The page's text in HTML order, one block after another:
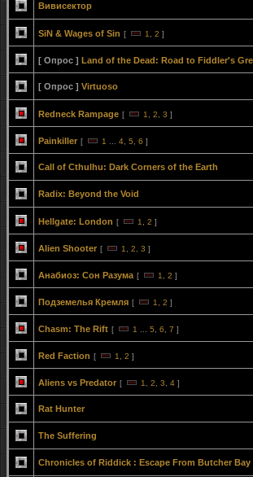
Вивисектор
SiN & Wages of Sin [ 1 2 ]
[ Опрос ] Land of the Dead: Road to Fiddler's
[ Опрос ] Virtuoso
Redneck Rampage [ 1 2 3 ]
Painkiller [ 1 4 5 6 ]
Call of Cthulhu: Dark Corners of the Earth
Radix: Beyond the Void
Hellgate: London [ 1 2 ]
Alien Shooter [ 1 2 3 ]
Анабиоз: Сон Разума [ 1 2 ]
Подземелья Кремля [ 1 2 ]
Chasm: The Rift [ 1 5 6 7 ]
Red Faction [ 1 2 ]
Aliens vs Predator [ 1 2 3 4 ]
Rat Hunter
The Suffering
Chronicles of Riddick : Escape From Butcher Bay